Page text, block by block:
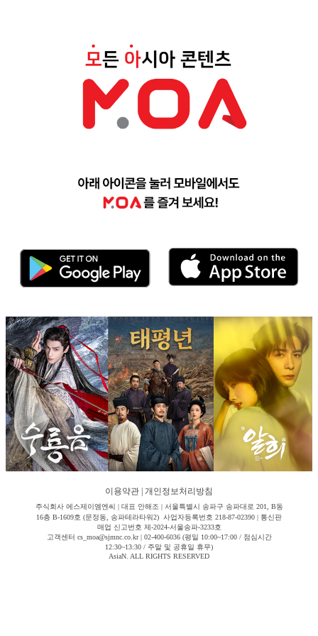
이용약관 개인정보처리방침
주식회사 에스제이엠엔씨 | 대표 안해조 | 서울특별시 송파구 송파대로 201, B동
16층 B-1609호 (문정동, 송파테라타워2) 사업자등록번호 218-87-02390 | 통신판
매업 신고번호 제-2024-서울송파-3233호
고객센터 cs_moa@sjmnc.co.kr | 02-400-6036 (평일 10:00~17:00 / 점심시간
12:30~13:30 / 주말 및 공휴일 휴무)
AsiaN. ALL RIGHTS RESERVED